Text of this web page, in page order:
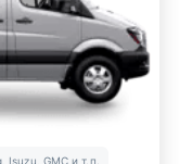
GMC и т.п.